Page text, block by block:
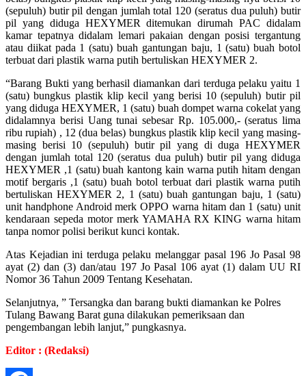
(sepuluh) butir pil dengan jumlah total 120 (seratus dua puluh) butir
pil yang diduga HEXYMER ditemukan dirumah PAC didalam
kamar tepatnya didalam lemari pakaian dengan posisi tergantung
atau diikat pada 1 (satu) buah gantungan baju, 1 (satu) buah botol
terbuat dari plastik warna putih bertuliskan HEXYMER 2.
“Barang Bukti yang berhasil diamankan dari terduga pelaku yaitu 1
(satu) bungkus plastik klip kecil yang berisi 10 (sepuluh) butir pil
yang diduga HEXYMER, 1 (satu) buah dompet warna cokelat yang
didalamnya berisi Uang tunai sebesar Rp. 105.000,- (seratus lima
ribu rupiah) , 12 (dua belas) bungkus plastik klip kecil yang masing-
masing berisi 10 (sepuluh) butir pil yang di duga HEXYMER
dengan jumlah total 120 (seratus dua puluh) butir pil yang diduga
HEXYMER ,1 (satu) buah kantong kain warna putih hitam dengan
motif bergaris ,1 (satu) buah botol terbuat dari plastik warna putih
bertuliskan HEXYMER 2, 1 (satu) buah gantungan baju, 1 (satu)
unit handphone Android merk OPPO warna hitam dan 1 (satu) unit
kendaraan sepeda motor merk YAMAHA RX KING warna hitam
tanpa nomor polisi berikut kunci kontak.
Atas Kejadian ini terduga pelaku melanggar pasal 196 Jo Pasal 98
ayat (2) dan (3) dan/atau 197 Jo Pasal 106 ayat (1) dalam UU RI
Nomor 36 Tahun 2009 Tentang Kesehatan.
Selanjutnya, ” Tersangka dan barang bukti diamankan ke Polres
Tulang Bawang Barat guna dilakukan pemeriksaan dan
pengembangan lebih lanjut,” pungkasnya.
Editor : (Redaksi)